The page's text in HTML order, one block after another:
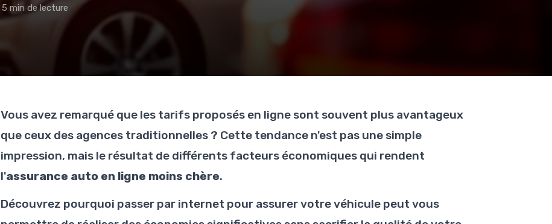
5 min de lecture
Vous avez remarqué que les tarifs proposés en ligne sont souvent plus avantageux
que ceux des agences traditionnelles ? Cette tendance n'est pas une simple
impression, mais le résultat de différents facteurs économiques qui rendent
l'assurance auto en ligne moins chère.
Découvrez pourquoi passer par internet pour assurer votre véhicule peut vous